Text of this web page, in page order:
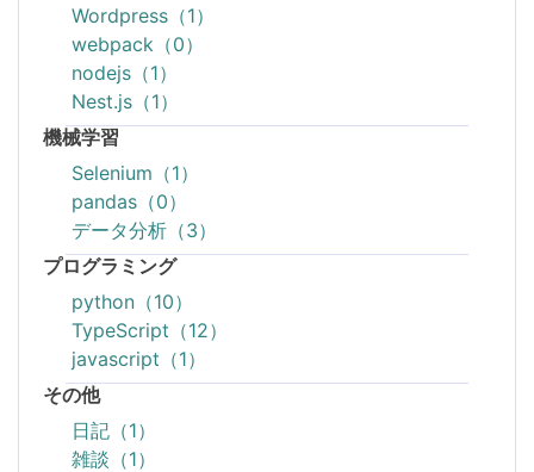
Wordpress（1）
webpack（0）
nodejs（1）
Nest.js（1）
機械学習
Selenium（1）
pandas（0）
データ分析（3）
プログラミング
python（10）
TypeScript（12）
javascript（1）
その他
日記（1）
雑談（1）